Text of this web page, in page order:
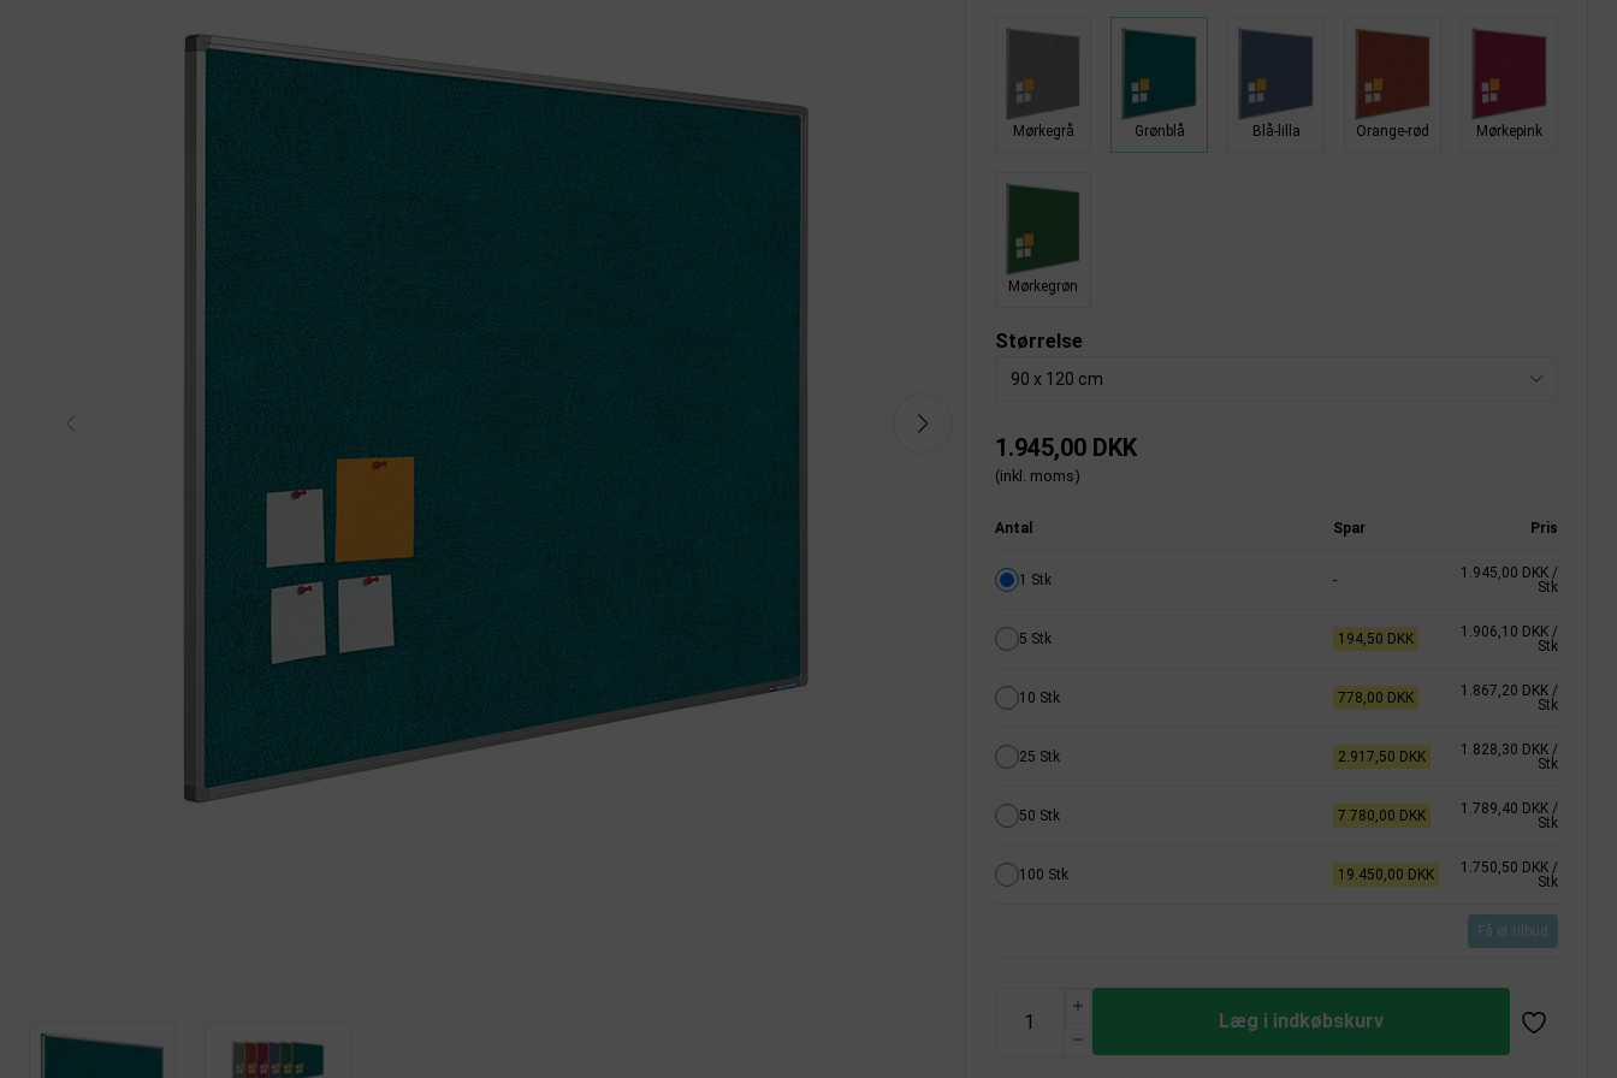
Mørkegrå Grønblå Blå-lilla Orange-rød Mørkepink
Mørkegrøn
Størrelse
90 x 120 cm
1.945,00 DKK
(inkl. moms)
Antal Spar Pris
1 Stk - 1.945,00 DKK /
Stk
5 Stk 194,50 DKK 1.906,10 DKK /
Stk
10 Stk 778,00 DKK 1.867,20 DKK /
Stk
25 Stk 2.917,50 DKK 1.828,30 DKK /
Stk
50 Stk 7.780,00 DKK 1.789,40 DKK /
Stk
100 Stk 19.450,00 DKK 1.750,50 DKK /
Stk
Få et tilbud
Læg i indkøbskurv